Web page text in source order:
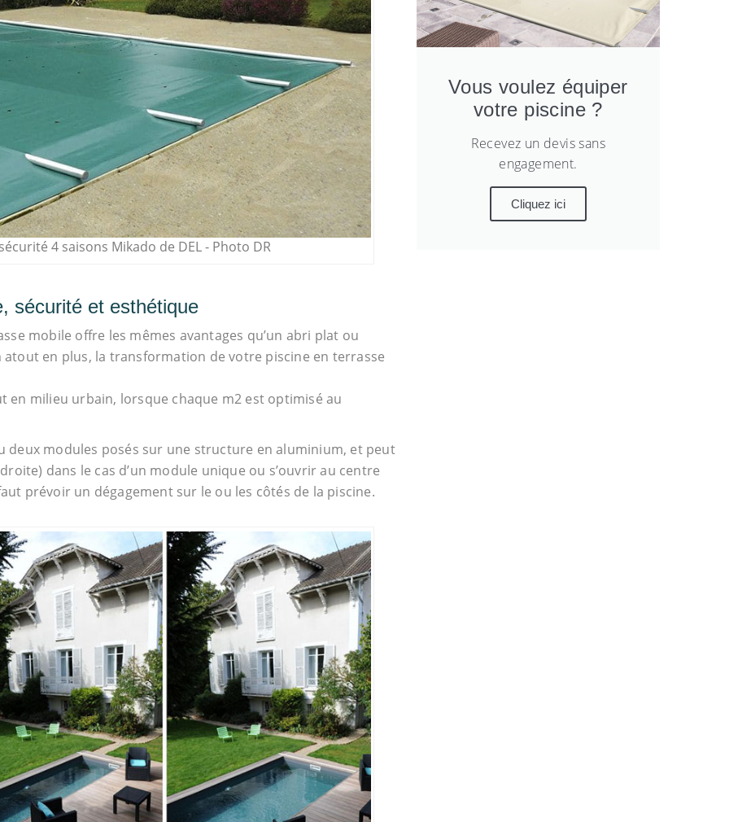
4 saisons Mikado de DEL - Photo DR
Vous voulez équiper
votre piscine ?
Recevez un devis sans
engagement.
Cliquez ici
sécurité et esthétique
mobile offre les mêmes avantages qu’un abri plat ou
atout en plus, la transformation de votre piscine en terrasse
en milieu urbain, lorsque chaque m2 est optimisé au
deux modules posés sur une structure en aluminium, et peut
dans le cas d’un module unique ou s’ouvrir au centre
prévoir un dégagement sur le ou les côtés de la piscine.